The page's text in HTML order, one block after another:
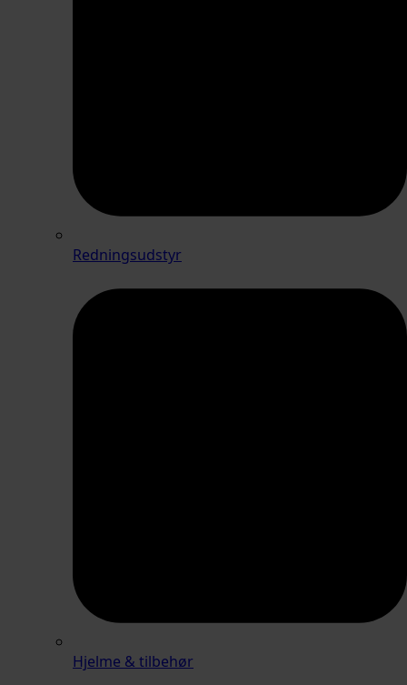
Redningsudstyr
Hjelme & tilbehør